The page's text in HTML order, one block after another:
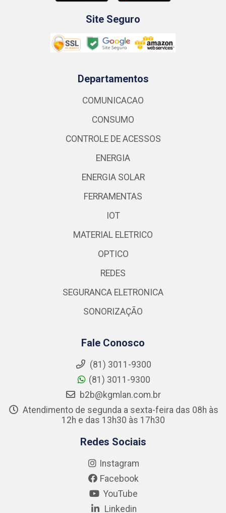
Site Seguro
Departamentos
COMUNICACAO
CONSUMO
CONTROLE DE ACESSOS
ENERGIA
ENERGIA SOLAR
FERRAMENTAS
IOT
MATERIAL ELETRICO
OPTICO
REDES
SEGURANCA ELETRONICA
SONORIZAÇÃO
Fale Conosco
(81) 3011-9300
(81) 3011-9300
b2b@kgmlan.com.br
Atendimento de segunda a sexta-feira das 08h às
12h e das 13h30 às 17h30
Redes Sociais
Instagram
Facebook
YouTube
Linkedin